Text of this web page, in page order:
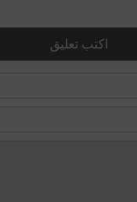
اكتب تعليق